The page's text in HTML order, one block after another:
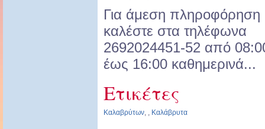
Για άμεση πληροφόρηση
καλέστε στα τηλέφωνα
2692024451-52 από
έως 16:00 καθημερινά...
Ετικέτες
Καλαβρύτων, , Καλάβρυτα